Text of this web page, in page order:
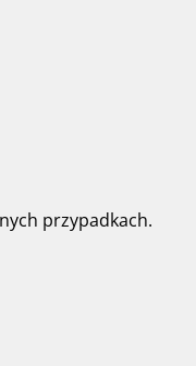
przypadkach.